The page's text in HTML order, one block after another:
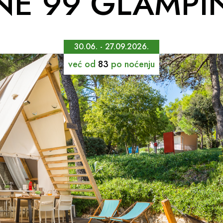
30.06. - 27.09.2026.
već od 83 po noćenju